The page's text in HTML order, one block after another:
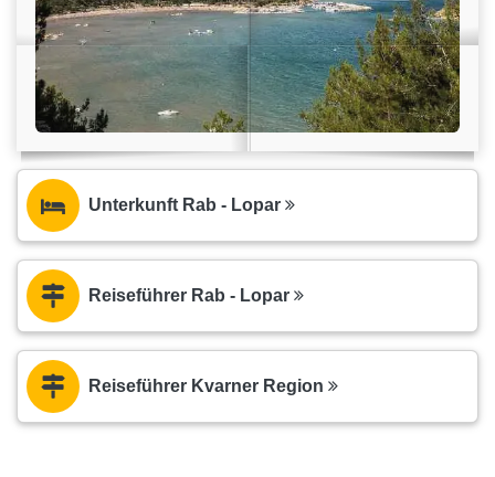
Unterkunft Rab - Lopar
Reiseführer Rab - Lopar
Reiseführer Kvarner Region